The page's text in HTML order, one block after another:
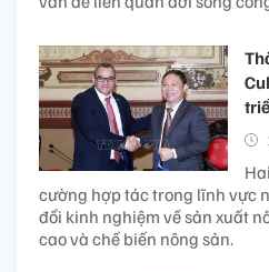
cường hợp tác trong lĩnh vực
đổi kinh nghiệm về sản xuất
cao và chế biến nông sản.